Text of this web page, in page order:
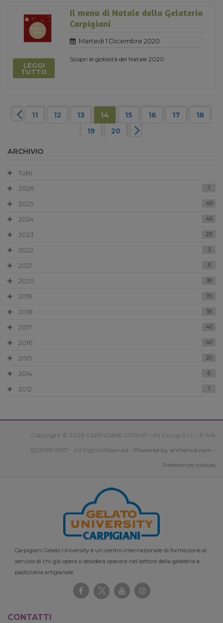
LEGGI
TUTTO
Il menu di Natale della Gelateria
Carpigiani
Martedi 1 Dicembre 2020
Scopri le golosità del Natale 2020
11 12 13 14 15 16 17
18
19
20
ARCHIVIO
Tutti
2026
7
2025 49
2024 46
2023 29
2022 3
2021 5
2020 18
2019 19
2018 18
2017 40
2016 40
2015 20
2014 6
2012 1
Copyright © 2026 CARPIGIANI GROUP - Ali Group S.r.l. - P.IVA
13239980967 - All Rights Reserved - Powered by antherica.com -
Preferenze cookies
Carpigiani Gelato University è un centro internazionale di formazione al
servizio di chi già opera o desidera operare nel settore della gelateria e
pasticceria artigianale.
CONTATTI